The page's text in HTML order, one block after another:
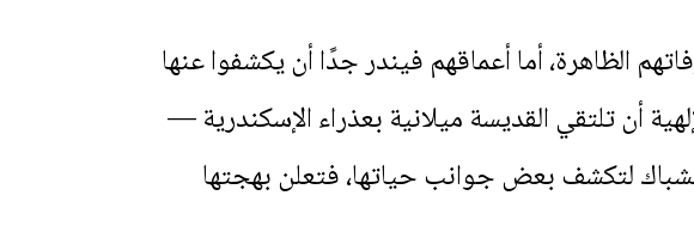
الظاهرة، أما أعماقهم فيندر جدًا أن يكشفوا عنها
أن تلتقي القديسة ميلانية بعذراء الإسكندرية —
لتكشف بعض جوانب حياتها، فتعلن بهجتها